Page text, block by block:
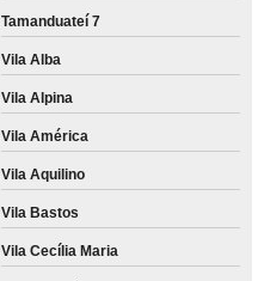
Tamanduateí 7
Vila Alba
Vila Alpina
Vila América
Vila Aquilino
Vila Bastos
Vila Cecília Maria